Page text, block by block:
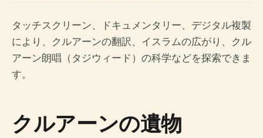
タッチスクリーン、ドキュメンタリー、デジタル複製
により、クルアーンの翻訳、イスラムの広がり、クル
アーン朗唱（タジウィード）の科学などを探索できま
す。
クルアーンの遺物